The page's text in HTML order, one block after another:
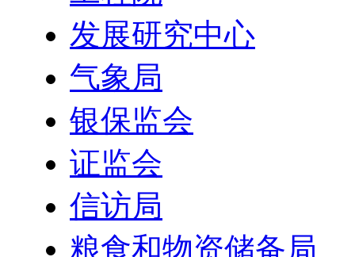
工程院
发展研究中心
气象局
银保监会
证监会
信访局